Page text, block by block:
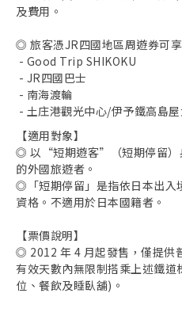
及費用。
◎ 旅客憑JR四國地區周遊券可
- Good Trip SHIKOKU
- JR四國巴士
- 南海渡輪
- 土庄港觀光中心/伊予鐵高島
【適用對象】
◎ 以“短期遊客”（短期停留）
的外國旅遊者。
◎「短期停留」是指依日本出入
資格。不適用於日本國籍者。
【票價說明】
◎ 2012 年 4 月起發售，僅提供
有效天數內無限制搭乘上述鐵
位、餐飲及睡臥舖)。